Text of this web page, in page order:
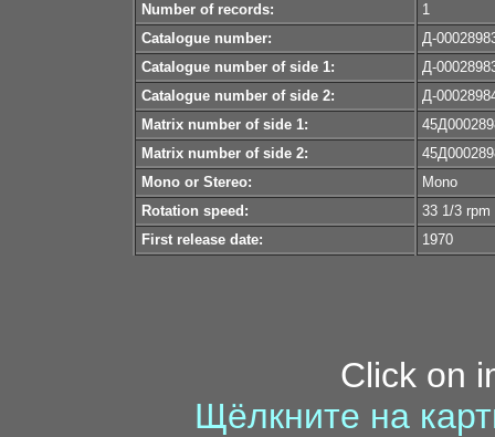
Number of records:
1
Catalogue number:
Д-
Catalogue number of side 1:
Д-
Catalogue number of side 2:
Д-
Matrix number of side 1:
Matrix number of side 2:
Mono or Stereo:
Mono
Rotation speed:
33 1/3 rpm
First release date:
1970
Click on
Щёлкните на